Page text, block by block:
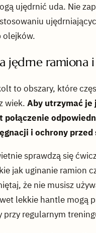
ujędrnić uda. Nie
olejków.
jędrne ramiona
to obszary, które
wiek.Aby utrzymać je
połączenie
i ochrony przed
sprawdzą się
jak uginanie ramion
że nie musisz
lekkie hantle mogą
przy regularnym